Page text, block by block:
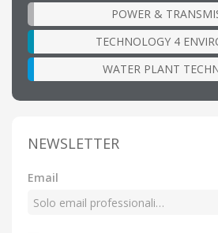
POWER &
TECHNOLOGY 4
WATER PLANT
NEWSLETTER
Email